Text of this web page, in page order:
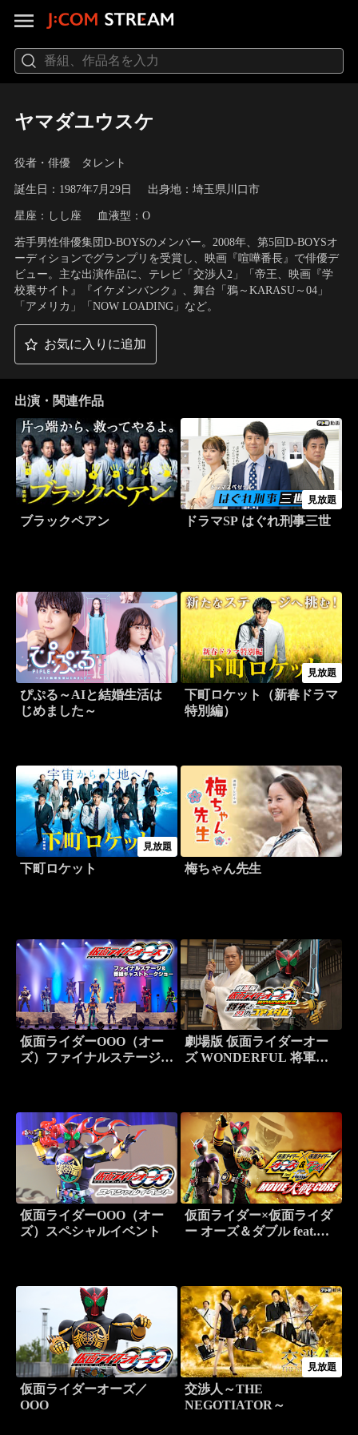
ヤマダユウスケ
役者・俳優 タレント
誕生日：1987年7月29日 出身地：埼玉県川口市
星座：しし座 血液型：O
若手男性俳優集団D-BOYSのメンバー。2008年、第5回D-BOYSオ
ーディションでグランプリを受賞し、映画『喧嘩番長』で俳優デ
ビュー。主な出演作品に、テレビ「交渉人2」「帝王、映画『学
校裏サイト』『イケメンバンク』、舞台「鴉～KARASU～04」
「アメリカ」「NOW LOADING」など。
お気に入りに追加
出演・関連作品
ブラックペアン
見放題
ドラマSP はぐれ刑事三世
ぴぷる～AIと結婚生活は
じめました～
見放題
下町ロケット（新春ドラマ
特別編）
見放題
下町ロケット 梅ちゃん先生
仮面ライダーOOO（オー
ズ）ファイナルステージ＆
劇場版 仮面ライダーオー
ズ WONDERFUL 将軍と
仮面ライダーOOO（オー
ズ）スペシャルイベント
仮面ライダー×仮面ライダ
ー オーズ＆ダブル feat.ス
仮面ライダーオーズ／
OOO
見放題
交渉人～THE
NEGOTIATOR～